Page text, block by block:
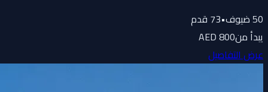
50ضيوف•
73 قدم
يبدأ من800 AED
عرض التفاصيل